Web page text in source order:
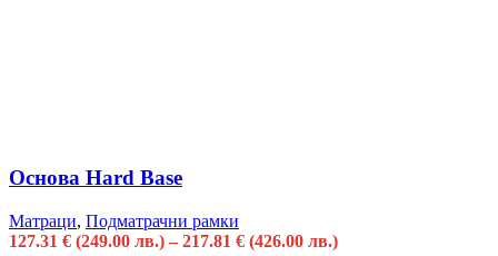
Основа Hard Base
Матраци, Подматрачни рамки
127.31 € (249.00 лв.) – 217.81 € (426.00 лв.)